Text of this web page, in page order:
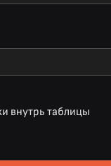
внутрь таблицы